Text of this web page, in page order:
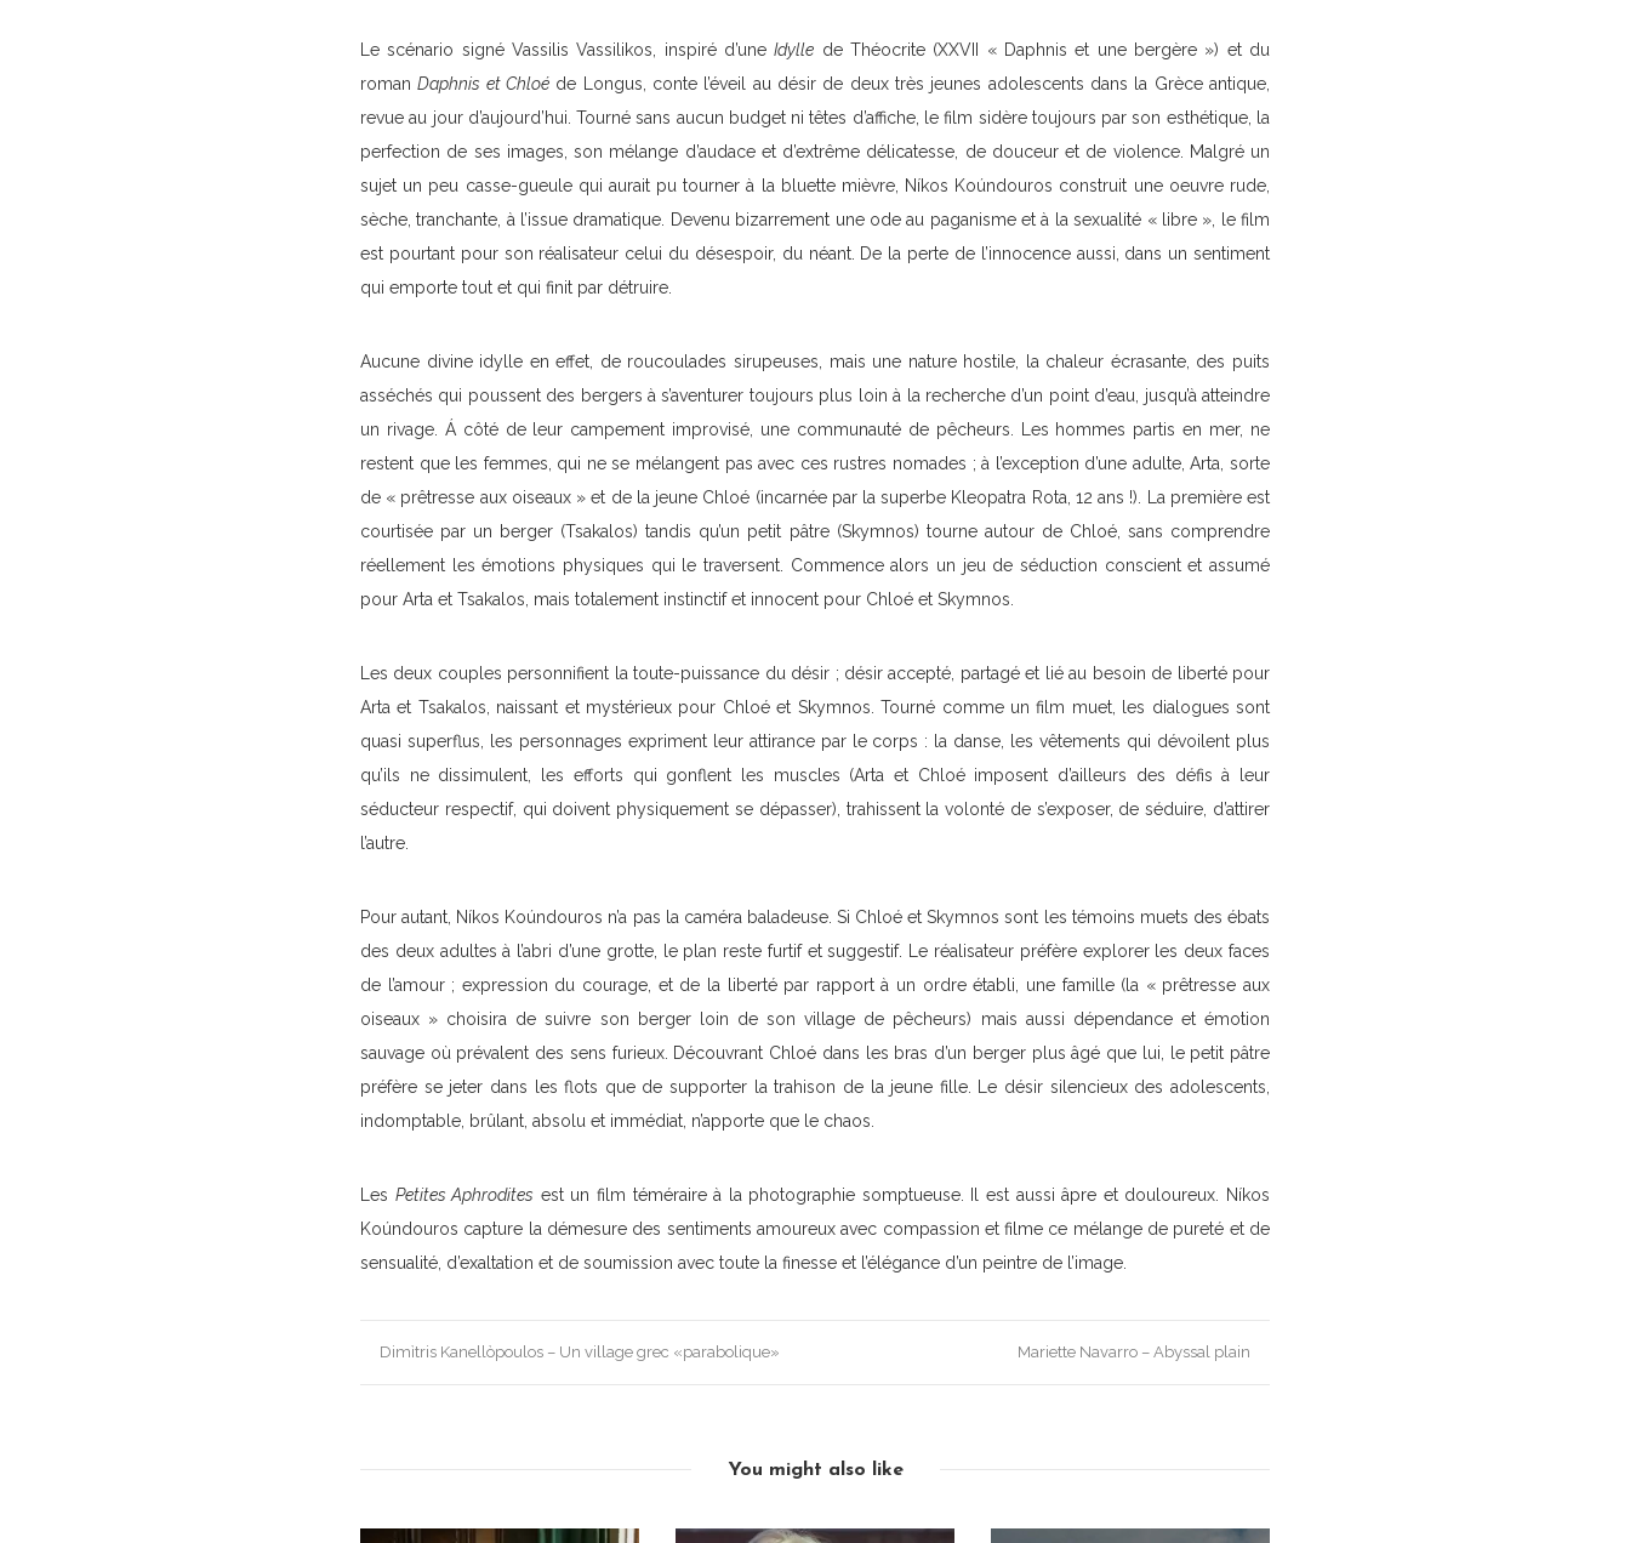
Le scénario signé Vassilis Vassilikos, inspiré d’uneIdylle de Théocrite (XXVII « Daphnis et une bergère ») et du
romanDaphnis et Chloé de Longus, conte l’éveil au désir de deux très jeunes adolescents dans la Grèce antique,
revue au jour d’aujourd’hui. Tourné sans aucun budget ni têtes d’affiche, le film sidère toujours par son esthétique, la
perfection de ses images, son mélange d’audace et d’extrême délicatesse, de douceur et de violence. Malgré un
sujet un peu casse-gueule qui aurait pu tourner à la bluette mièvre, Níkos Koúndouros construit une oeuvre rude,
sèche, tranchante, à l’issue dramatique. Devenu bizarrement une ode au paganisme et à la sexualité « libre », le film
est pourtant pour son réalisateur celui du désespoir, du néant. De la perte de l’innocence aussi, dans un sentiment
qui emporte tout et qui finit par détruire.
Aucune divine idylle en effet, de roucoulades sirupeuses, mais une nature hostile, la chaleur écrasante, des puits
asséchés qui poussent des bergers à s’aventurer toujours plus loin à la recherche d’un point d’eau, jusqu’à atteindre
un rivage. Á côté de leur campement improvisé, une communauté de pêcheurs. Les hommes partis en mer, ne
restent que les femmes, qui ne se mélangent pas avec ces rustres nomades ; à l’exception d’une adulte, Arta, sorte
de « prêtresse aux oiseaux » et de la jeune Chloé (incarnée par la superbe Kleopatra Rota, 12 ans !). La première est
courtisée par un berger (Tsakalos) tandis qu’un petit pâtre (Skymnos) tourne autour de Chloé, sans comprendre
réellement les émotions physiques qui le traversent. Commence alors un jeu de séduction conscient et assumé
pour Arta et Tsakalos, mais totalement instinctif et innocent pour Chloé et Skymnos.
Les deux couples personnifient la toute-puissance du désir ; désir accepté, partagé et lié au besoin de liberté pour
Arta et Tsakalos, naissant et mystérieux pour Chloé et Skymnos. Tourné comme un film muet, les dialogues sont
quasi superflus, les personnages expriment leur attirance par le corps : la danse, les vêtements qui dévoilent plus
qu’ils ne dissimulent, les efforts qui gonflent les muscles (Arta et Chloé imposent d’ailleurs des défis à leur
séducteur respectif, qui doivent physiquement se dépasser), trahissent la volonté de s’exposer, de séduire, d’attirer
l’autre.
Pour autant, Níkos Koúndouros n’a pas la caméra baladeuse. Si Chloé et Skymnos sont les témoins muets des ébats
des deux adultes à l’abri d’une grotte, le plan reste furtif et suggestif. Le réalisateur préfère explorer les deux faces
de l’amour ; expression du courage, et de la liberté par rapport à un ordre établi, une famille (la « prêtresse aux
oiseaux » choisira de suivre son berger loin de son village de pêcheurs) mais aussi dépendance et émotion
sauvage où prévalent des sens furieux. Découvrant Chloé dans les bras d’un berger plus âgé que lui, le petit pâtre
préfère se jeter dans les flots que de supporter la trahison de la jeune fille. Le désir silencieux des adolescents,
indomptable, brûlant, absolu et immédiat, n’apporte que le chaos.
Les Petites Aphrodites est un film téméraire à la photographie somptueuse. Il est aussi âpre et douloureux. Níkos
Koúndouros capture la démesure des sentiments amoureux avec compassion et filme ce mélange de pureté et de
sensualité, d’exaltation et de soumission avec toute la finesse et l’élégance d’un peintre de l’image.
Post
navigation
Dimìtris Kanellòpoulos – Un village grec «parabolique» Mariette Navarro – Abyssal plain
You might also like